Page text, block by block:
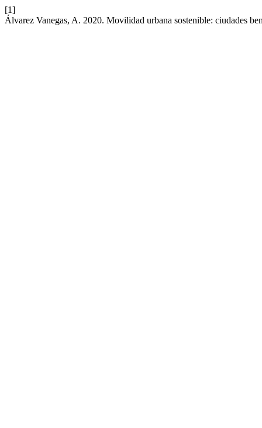
[1]
Álvarez Vanegas, A. 2020. Movilidad urbana sostenible: ciudades